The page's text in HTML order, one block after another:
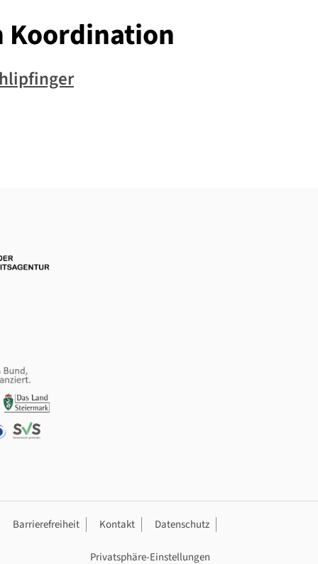
Koordination
Barrierefreiheit Kontakt Datenschutz
Privatsphäre-Einstellungen